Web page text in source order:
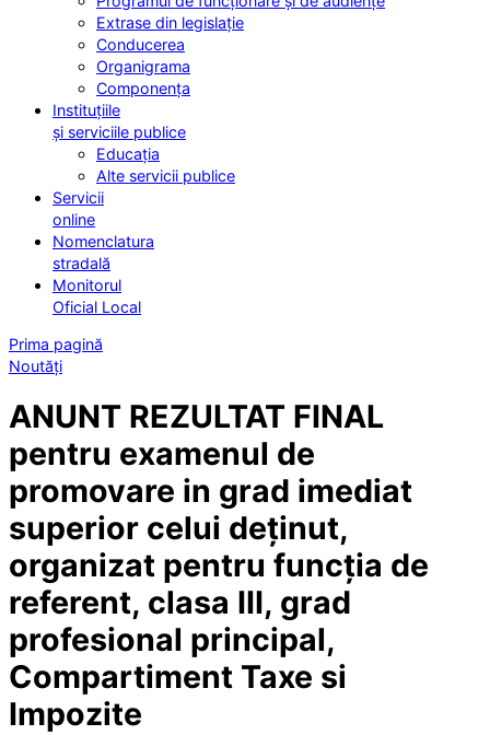
Extrase din legislație
Conducerea
Organigrama
Componența
Instituțiile
și serviciile publice
Educația
Alte servicii publice
Servicii
online
Nomenclatura
stradală
Monitorul
Oficial Local
Prima pagină
Noutăți
ANUNT REZULTAT FINAL
pentru examenul de
promovare in grad imediat
superior celui deținut,
organizat pentru funcția de
referent, clasa III, grad
profesional principal,
Compartiment Taxe si
Impozite